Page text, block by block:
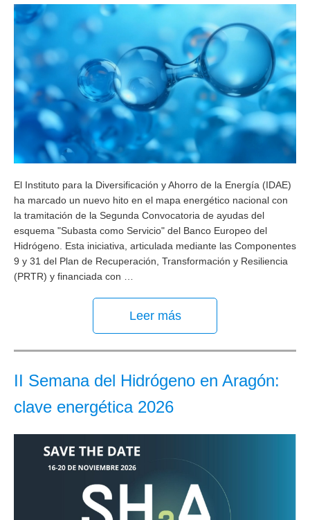
El Instituto para la Diversificación y Ahorro de la Energía (IDAE)
ha marcado un nuevo hito en el mapa energético nacional con
la tramitación de la Segunda Convocatoria de ayudas del
esquema "Subasta como Servicio" del Banco Europeo del
Hidrógeno. Esta iniciativa, articulada mediante las Componentes
9 y 31 del Plan de Recuperación, Transformación y Resiliencia
(PRTR) y financiada con …
Leer más
II Semana del Hidrógeno en Aragón:
clave energética 2026